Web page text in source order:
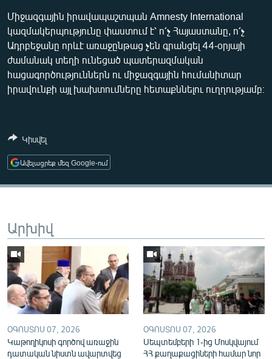
ԿՈՐՈՆԱՎԻՐՈՒՍ
ԱՐԽԻՎ
ՏԵՍԱՆՅՈՒԹԵՐ
ԲԱՆԱՎԵՃ
Հայերեն
ՀԵՏԵՎԵՔ ՄԵԶ
«Ազատության» բոլոր կայքերը
Auto 240p 360p 480p
720p 1080p
360p
480p
720p
1080p
Միջազգային իրավապաշտպան Amnesty International
կազմակերպությունը փաստում է՝ ո՛չ Հայաստանը, ո՛չ
Ադրբեջանը որևէ առաջընթաց չեն գրանցել 44-օրյայի
ժամանակ տեղի ունեցած պատերազմական
հացագործություններն ու միջազգային հումանիտար
իրավունքի այլ խախտումները հետաքննելու ուղղությամբ։
Կիսվել
Ավելացրեք մեզ Google-ում
Արխիվ
ՕԳՈՍՏՈՍ 07, 2026
Կաթողիկոսի գործով առաջին
դատական նիստն ավարտվեց
ՕԳՈՍՏՈՍ 07, 2026
Սեպտեմբերի 1-ից Մոսկվայում
ՀՀ քաղաքացիների համար նոր